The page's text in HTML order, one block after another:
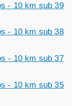
- 10 km sub 39
- 10 km sub 38
- 10 km sub 37
- 10 km sub 35